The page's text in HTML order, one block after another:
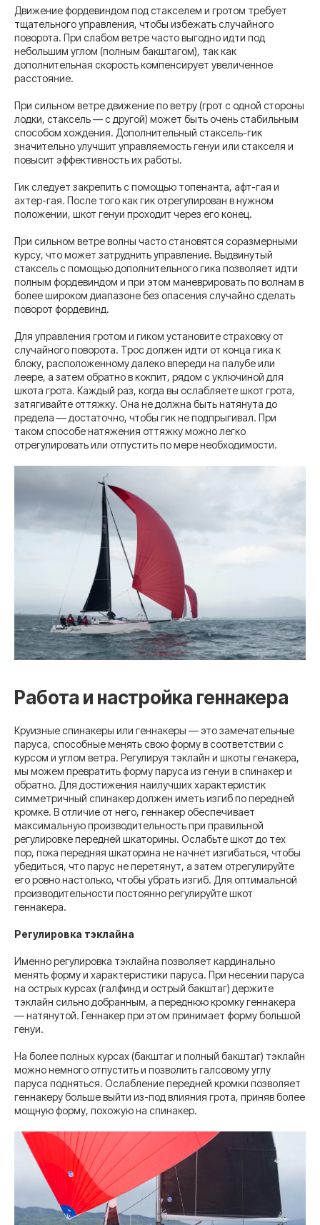
Движение фордевиндом под стакселем и гротом требует
тщательного управления, чтобы избежать случайного
поворота. При слабом ветре часто выгодно идти под
небольшим углом (полным бакштагом), так как
дополнительная скорость компенсирует увеличенное
расстояние.
При сильном ветре движение по ветру (грот с одной стороны
лодки, стаксель — с другой) может быть очень стабильным
способом хождения. Дополнительный стаксель-гик
значительно улучшит управляемость генуи или стакселя и
повысит эффективность их работы.
Гик следует закрепить с помощью топенанта, афт-гая и
ахтер-гая. После того как гик отрегулирован в нужном
положении, шкот генуи проходит через его конец.
При сильном ветре волны часто становятся соразмерными
курсу, что может затруднить управление. Выдвинутый
стаксель с помощью дополнительного гика позволяет идти
полным фордевиндом и при этом маневрировать по волнам в
более широком диапазоне без опасения случайно сделать
поворот фордевинд.
Для управления гротом и гиком установите страховку от
случайного поворота. Трос должен идти от конца гика к
блоку, расположенному далеко впереди на палубе или
леере, а затем обратно в кокпит, рядом с уключиной для
шкота грота. Каждый раз, когда вы ослабляете шкот грота,
затягивайте оттяжку. Она не должна быть натянута до
предела — достаточно, чтобы гик не подпрыгивал. При
таком способе натяжения оттяжку можно легко
отрегулировать или отпустить по мере необходимости.
Работа и настройка геннакера
Круизные спинакеры или геннакеры — это замечательные
паруса, способные менять свою форму в соответствии с
курсом и углом ветра. Регулируя тэклайн и шкоты генакера,
мы можем превратить форму паруса из генуи в спинакер и
обратно. Для достижения наилучших характеристик
симметричный спинакер должен иметь изгиб по передней
кромке. В отличие от него, геннакер обеспечивает
максимальную производительность при правильной
регулировке передней шкаторины. Ослабьте шкот до тех
пор, пока передняя шкаторина не начнёт изгибаться, чтобы
убедиться, что парус не перетянут, а затем отрегулируйте
его ровно настолько, чтобы убрать изгиб. Для оптимальной
производительности постоянно регулируйте шкот
геннакера.
Регулировка тэклайна
Именно регулировка тэклайна позволяет кардинально
менять форму и характеристики паруса. При несении паруса
на острых курсах (галфинд и острый бакштаг) держите
тэклайн сильно добранным, а переднюю кромку геннакера
— натянутой. Геннакер при этом принимает форму большой
генуи.
На более полных курсах (бакштаг и полный бакштаг) тэклайн
можно немного отпустить и позволить галсовому углу
паруса подняться. Ослабление передней кромки позволяет
геннакеру больше выйти из-под влияния грота, приняв более
мощную форму, похожую на спинакер.